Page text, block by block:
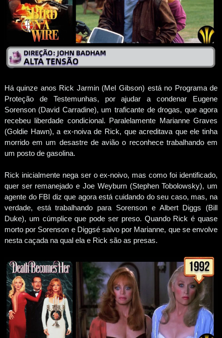
Há quinze anos Rick Jarmin (Mel Gibson) está no Programa de
Proteção de Testemunhas, por ajudar a condenar Eugene
Sorenson (David Carradine), um traficante de drogas, que agora
recebeu liberdade condicional. Paralelamente Marianne Graves
(Goldie Hawn), a ex-noiva de Rick, que acreditava que ele tinha
morrido em um desastre de avião o reconhece trabalhando em
um posto de gasolina.
Rick inicialmente nega ser o ex-noivo, mas como foi identificado,
quer ser remanejado e Joe Weyburn (Stephen Tobolowsky), um
agente do FBI diz que agora está cuidando do seu caso, mas, na
verdade, está trabalhando para Sorenson e Albert Diggs (Bill
Duke), um cúmplice que pode ser preso. Quando Rick é quase
morto por Sorenson e Diggsé salvo por Marianne, que se envolve
nesta caçada na qual ela e Rick são as presas.